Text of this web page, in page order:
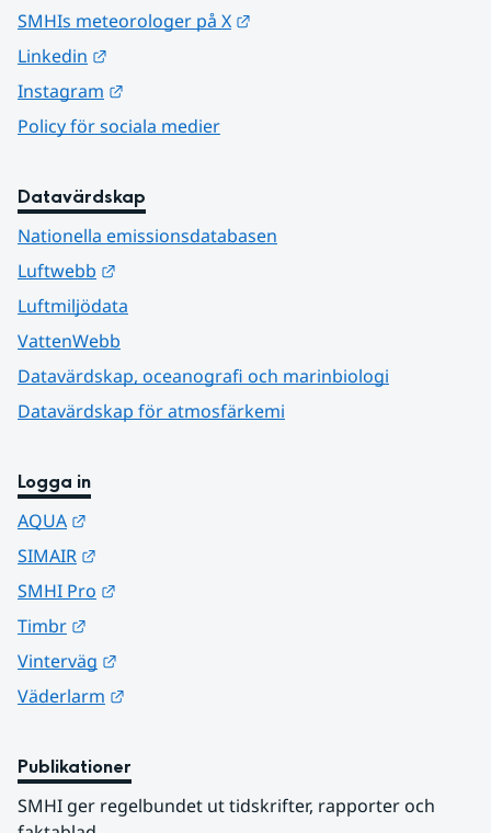
SMHIs meteorologer på X
Linkedin
Instagram
Policy för sociala medier
Datavärdskap
Nationella emissionsdatabasen
Luftwebb
Luftmiljödata
VattenWebb
Datavärdskap, oceanografi och marinbiologi
Datavärdskap för atmosfärkemi
Logga in
AQUA
SIMAIR
SMHI Pro
Timbr
Vinterväg
Väderlarm
Publikationer
SMHI ger regelbundet ut tidskrifter, rapporter och